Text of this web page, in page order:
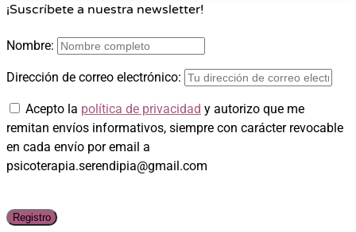
¡Suscríbete a nuestra newsletter!
Nombre:
Dirección de correo electrónico:
Acepto la política de privacidad y autorizo que me
remitan envíos informativos, siempre con carácter revocable
en cada envío por email a
psicoterapia.serendipia@gmail.com